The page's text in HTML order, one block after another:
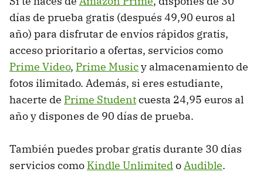
días de prueba gratis (después 49,90 euros al
año) para disfrutar de envíos rápidos gratis,
acceso prioritario a ofertas, servicios como
Prime Video, Prime Musicy almacenamiento de
fotos ilimitado. Además, si eres estudiante,
hacerte de Prime Studentcuesta 24,95 euros al
año y dispones de 90 días de prueba.
También puedes probar gratis durante 30 días
servicios como Kindle UnlimitedoAudible.